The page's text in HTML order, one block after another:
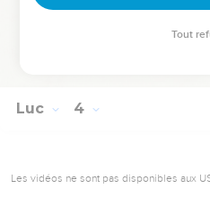
La Bible Du Semeur Copyright © 1992,
Luc 4
Les vidéos ne sont pas disponibles aux
Tout